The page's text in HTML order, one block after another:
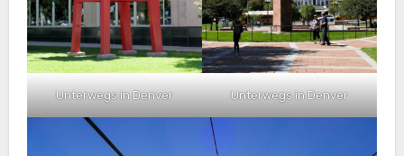
Unterwegs in Denver Unterwegs in Denver